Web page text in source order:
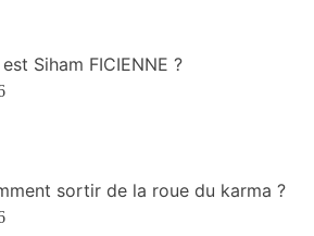
Siham FICIENNE ?
sortir de la roue du karma ?